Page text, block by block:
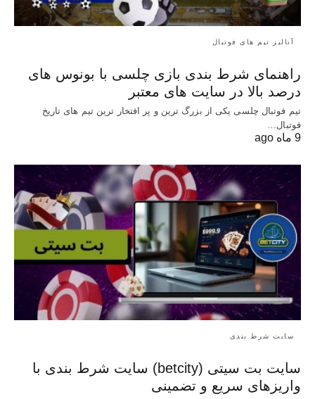
آنالیز تیم های فوتبال
راهنمای شرط بندی بازی چلسی با بونوس های
درصد بالا در سایت های معتبر
تیم فوتبال چلسی یکی از بزرگ ترین و پر افتخار ترین تیم های تاریخ
فوتبال…
9 ماه ago
سایت شرط بندی
سایت بت سیتی (betcity) سایت شرط بندی با
واریزهای سریع و تضمینی